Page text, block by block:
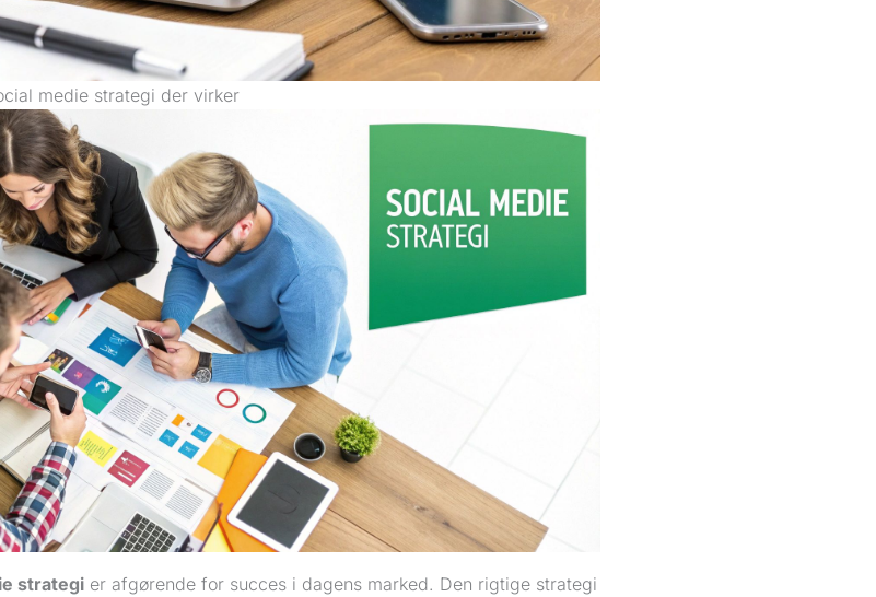
medie strategi der virker
strategi er afgørende for succes i dagens marked. Den rigtige strategi